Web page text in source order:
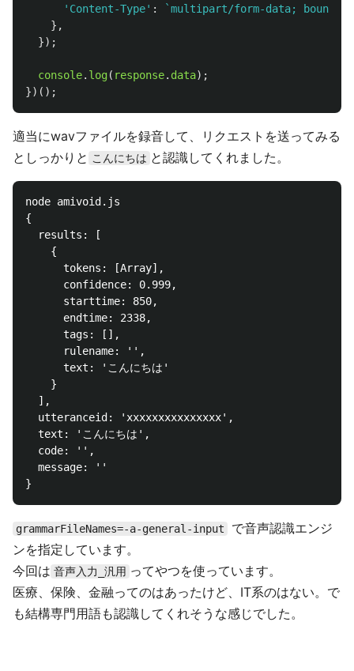
' Content-Type' :
`multipart/form-data;
},
});
console. log( response. data);
})();
適当にwavファイルを録音して、リクエストを送ってみる
としっかりと こんにちは と認識してくれました。
node amivoid.js
{
  results: [
    {
      tokens: [Array],
      confidence: 0.999,
      starttime: 850,
      endtime: 2338,
      tags: [],
      rulename: '',
      text: 'こんにちは'
    }
  ],
  utteranceid: 'xxxxxxxxxxxxxxx',
  text: 'こんにちは',
  code: '',
  message: ''
grammarFileNames=-a-general-input
で音声認識エンジ
ンを指定しています。
今回は 音声入力_汎用 ってやつを使っています。
医療、保険、金融ってのはあったけど、IT系のはない。で
も結構専門用語も認識してくれそうな感じでした。